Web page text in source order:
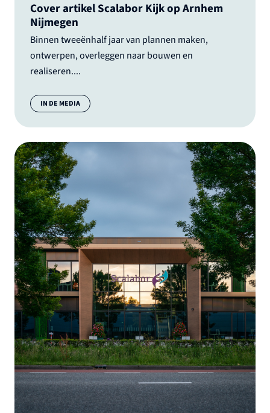
Cover artikel Scalabor Kijk op Arnhem
Nijmegen
Binnen tweeënhalf jaar van plannen maken,
ontwerpen, overleggen naar bouwen en
realiseren....
Categorie:
IN DE MEDIA